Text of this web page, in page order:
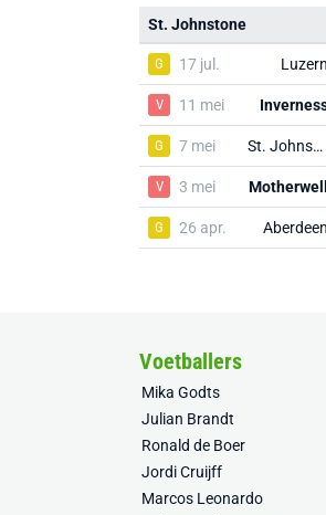
St. Johnstone
G 17 jul. Luzern
V 11 mei
G 7 mei St. Johnstone
V 3 mei Motherwell
G 26 apr. Aberdeen
Voetballers
Mika Godts
Julian Brandt
Ronald de Boer
Jordi Cruijff
Marcos Leonardo